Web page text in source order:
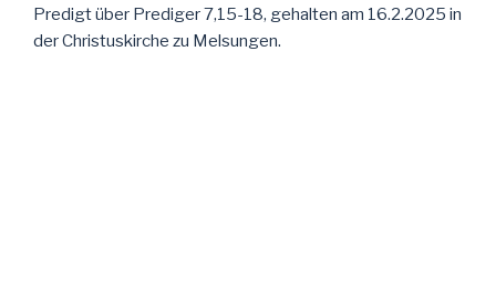
Predigt über Prediger 7,15-18, gehalten am 16.2.2025 in
der Christuskirche zu Melsungen.